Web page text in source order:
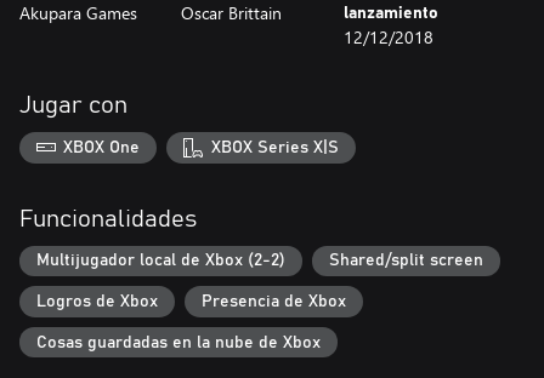
Características
• Busca botines, entrega pizzas, pierde carreras a propósito... Lo
• Explora un sistema solar en arte de píxel inspirado en Cowboy
Bebop, Akira y Redline
• Personaliza tu querida moto con armas, amplificadores y
publicidad desvergonzada
te ayudarán a ganar
estilo
• Corre, dispara y mejora. El juego se diseñó con secretos que
hacen que vuelvas una y otra vez
• Disfruta de una banda sonora original de hip-hop lo-fi
• Desafía a tus amigos en modo multijujador local
Akupara Games Oscar Brittain
lanzamiento
12/12/2018
Jugar con
XBOX One XBOX Series X|S
Funcionalidades
Multijugador local de Xbox (2-2) Shared/split screen
Logros de Xbox Presencia de Xbox
Cosas guardadas en la nube de Xbox